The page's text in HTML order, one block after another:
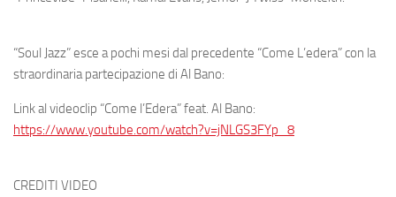
“Soul Jazz” esce a pochi mesi dal precedente “Come L’edera” con la
straordinaria partecipazione di Al Bano:
Link al videoclip “Come l’Edera” feat. Al Bano:
https://www.youtube.com/watch?v=jNLGS3FYp_8
CREDITI VIDEO